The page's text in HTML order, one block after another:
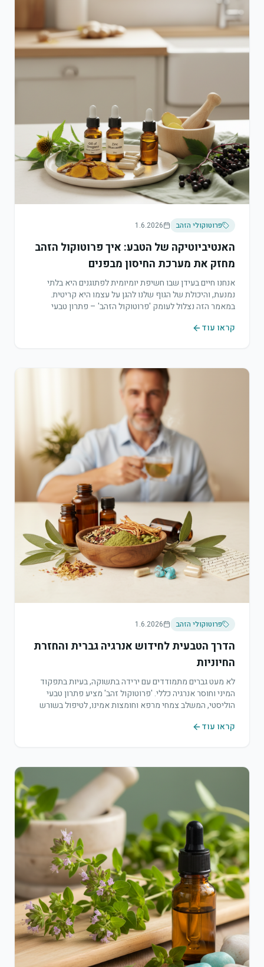
פרוטוקולי הזהב 1.6.2026
האנטיביוטיקה של הטבע: איך פרוטוקול הזהב
מחזק את מערכת החיסון מבפנים
אנחנו חיים בעידן שבו חשיפת יומיומית לפתוגנים היא בלתי
נמנעת, והיכולת של הגוף שלנו להגן על עצמו היא קריטית.
במאמר הזה נצלול לעומק 'פרוטוקול הזהב' – פתרון טבעי
כולנו.
קראו עוד
פרוטוקולי הזהב 1.6.2026
הדרך הטבעית לחידוש אנרגיה גברית והחזרת
החיוניות
לא מעט גברים מתמודדים עם ירידה בתשוקה, בעיות בתפקוד
המיני וחוסר אנרגיה כללי. 'פרוטוקול זהב' מציע פתרון טבעי
הוליסטי, המשלב צמחי מרפא וחומצות אמינו, לטיפול בשורש
קראו עוד